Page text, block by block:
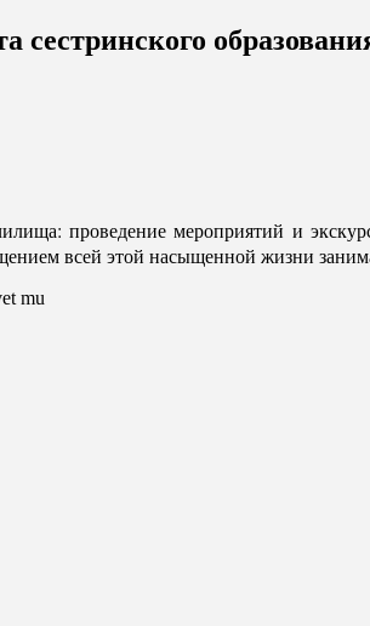
сестринского
проведение мероприятий и
всей этой насыщенной жизни